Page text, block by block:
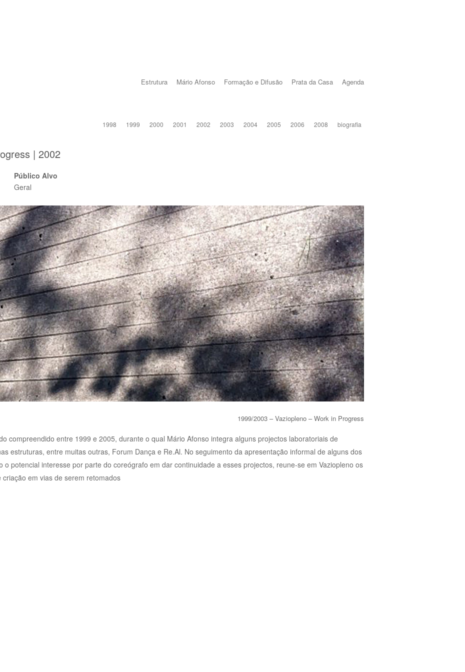
Estrutura Mário Afonso Formação e Difusão Prata da Casa Agenda
1998 1999 2000 2001 2002 2003 2004 2005 2006 2008 biografia
| 2002
Público Alvo
Geral
1999/2003 – Vaziopleno – Work in Progress
compreendido entre 1999 e 2005, durante o qual Mário Afonso integra alguns projectos laboratoriais de
estruturas, entre muitas outras, Forum Dança e Re.Al. No seguimento da apresentação informal de alguns dos
o potencial interesse por parte do coreógrafo em dar continuidade a esses projectos, reune-se em Vaziopleno os
em vias de serem retomados